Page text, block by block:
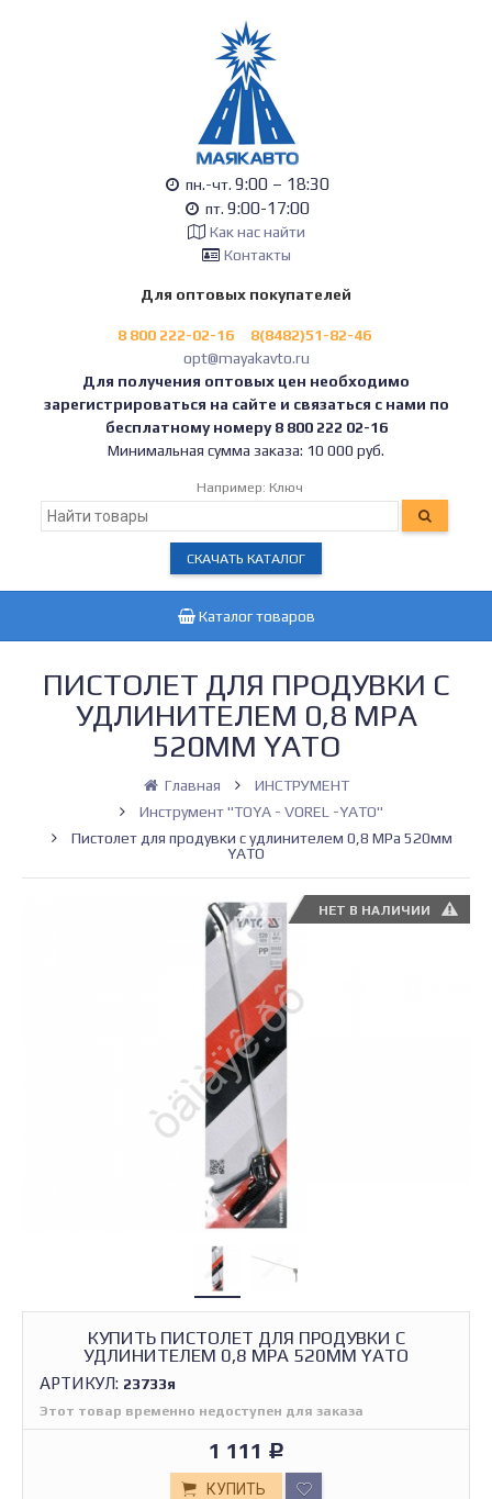
пн.-чт. 9:00 – 18:30
пт. 9:00-17:00
Как нас найти
Контакты
Для оптовых покупателей
8 800 222-02-16
8(8482)51-82-46
opt@mayakavto.ru
Для получения оптовых цен необходимо
зарегистрироваться на сайте и связаться с нами по
бесплатному номеру 8 800 222 02-16
Минимальная сумма заказа: 10 000 руб.
Например: Ключ
СКАЧАТЬ КАТАЛОГ
Каталог товаров
ПИСТОЛЕТ ДЛЯ ПРОДУВКИ С
УДЛИНИТЕЛЕМ 0,8 MPA
520ММ YATO
Главная
ИНСТРУМЕНТ
Инструмент "TOYA - VOREL -YATO"
Пистолет для продувки с удлинителем 0,8 MPa 520мм
YATO
НЕТ В НАЛИЧИИ
КУПИТЬ ПИСТОЛЕТ ДЛЯ ПРОДУВКИ С
УДЛИНИТЕЛЕМ 0,8 MPA 520ММ YATO
АРТИКУЛ: 23733я
Этот товар временно недоступен для заказа
1 111 Р
КУПИТЬ